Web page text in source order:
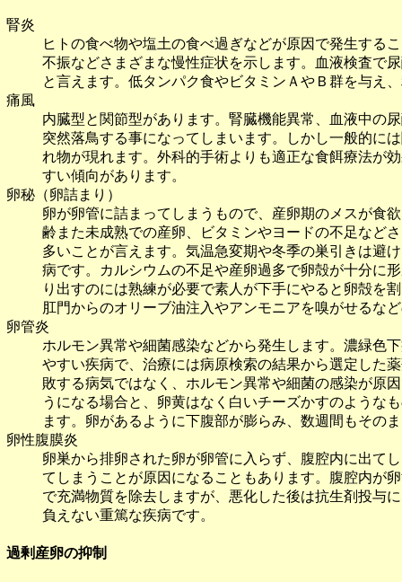
腎炎
ヒトの食べ物や塩土の食べ過ぎなどが原因で発生する
不振などさまざまな慢性症状を示します。血液検査で
と言えます。低タンパク食やビタミンＡやＢ群を与え
痛風
内臓型と関節型があります。腎臓機能異常、血液中の
突然落鳥する事になってしまいます。しかし一般的に
れ物が現れます。外科的手術よりも適正な食餌療法が
すい傾向があります。
卵秘（卵詰まり）
卵が卵管に詰まってしまうもので、産卵期のメスが食
齢また未成熟での産卵、ビタミンやヨードの不足など
多いことが言えます。気温急変期や冬季の巣引きは避
病です。カルシウムの不足や産卵過多で卵殻が十分に
り出すのには熟練が必要で素人が下手にやると卵殻を
肛門からのオリーブ油注入やアンモニアを嗅がせるな
卵管炎
ホルモン異常や細菌感染などから発生します。濃緑色
やすい疾病で、治療には病原検索の結果から選定した
敗する病気ではなく、ホルモン異常や細菌の感染が原
うになる場合と、卵黄はなく白いチーズかすのような
ます。卵があるように下腹部が膨らみ、数週間もその
卵性腹膜炎
卵巣から排卵された卵が卵管に入らず、腹腔内に出て
てしまうことが原因になることもあります。腹腔内が
で充満物質を除去しますが、悪化した後は抗生剤投与
負えない重篤な疾病です。
過剰産卵の抑制